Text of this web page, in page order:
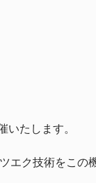
いたします。
エク技術をこの